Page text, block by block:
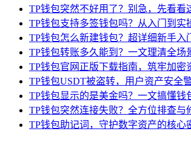
TP钱包突然不好用了？别急，先看看
TP钱包支持多签钱包吗？从入门到实
TP钱包怎么新建钱包？超详细新手入
TP钱包转账多久能到？一文理清全场
TP钱包官网正版下载指南，筑牢加密
TP钱包USDT被盗转，用户资产安全
TP钱包显示的是美金吗？一文搞懂钱
TP钱包突然连接失败？全方位排查与
TP钱包助记词，守护数字资产的核心